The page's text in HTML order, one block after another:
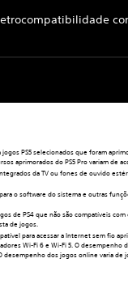
PS5 selecionados que foram
aprimorados do PS5 Pro variam de
da TV ou fones de ouvido
o software do sistema e outras
de PS4 que não são compatíveis com
de jogos.
para acessar a Internet sem fio
Wi-Fi 6 e Wi-Fi 5. O
desempenho dos jogos online varia de